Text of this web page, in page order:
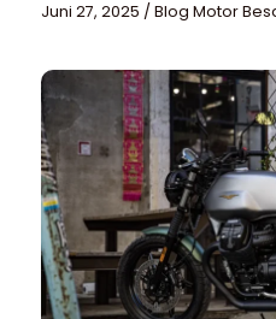
Juni 27, 2025 /Blog Motor